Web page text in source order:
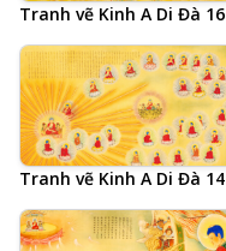
Tranh vẽ Kinh A Di Đà 16
Tranh vẽ Kinh A Di Đà 14